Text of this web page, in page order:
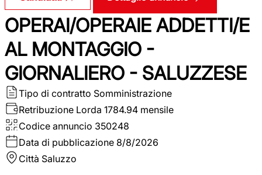
OPERAI/OPERAIE ADDETTI/E
AL MONTAGGIO -
GIORNALIERO - SALUZZESE
Tipo di contratto Somministrazione
Retribuzione Lorda 1784.94 mensile
Codice annuncio 350248
Data di pubblicazione 8/8/2026
Città Saluzzo